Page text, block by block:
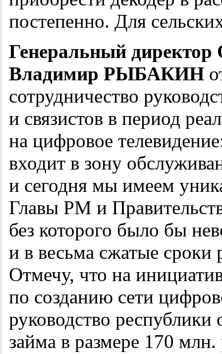
постепенно. Для
Генеральный
Владимир РЫБАКИН
сотрудничество
и связистов в период
на цифровое
входит в зону
и сегодня мы имеем
Главы РМ и
без которого было бы
и в весьма сжатые сроки
Отмечу, что на
по созданию сети
руководство республики
займа в размере 170